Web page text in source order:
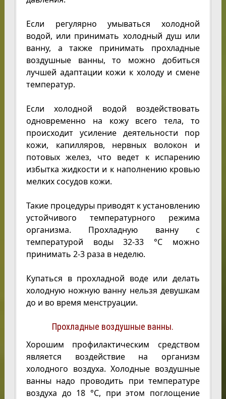
Если регулярно умываться холодной
водой, или принимать холодный душ или
ванну, а также принимать прохладные
воздушные ванны, то можно добиться
лучшей адаптации кожи к холоду и смене
температур.
Если холодной водой воздействовать
одновременно на кожу всего тела, то
происходит усиление деятельности пор
кожи, капилляров, нервных волокон и
потовых желез, что ведет к испарению
избытка жидкости и к наполнению кровью
мелких сосудов кожи.
Такие процедуры приводят к установлению
устойчивого температурного режима
организма. Прохладную ванну с
температурой воды 32-33 °С можно
принимать 2-3 раза в неделю.
Купаться в прохладной воде или делать
холодную ножную ванну нельзя девушкам
до и во время менструации.
Прохладные воздушные ванны.
Хорошим профилактическим средством
является воздействие на организм
холодного воздуха. Холодные воздушные
ванны надо проводить при температуре
воздуха до 18 °С, при этом поглощение